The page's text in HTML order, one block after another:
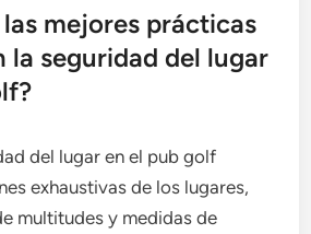
las mejores prácticas
la seguridad del lugar
del lugar en el pub golf
exhaustivas de los lugares,
multitudes y medidas de